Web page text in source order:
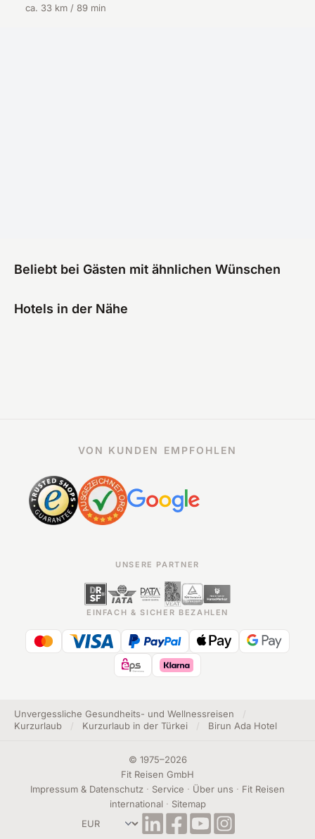
ca. 33 km / 89 min
Beliebt bei Gästen mit ähnlichen Wünschen
Hotels in der Nähe
VON KUNDEN EMPFOHLEN
UNSERE PARTNER
EINFACH & SICHER BEZAHLEN
Unvergessliche Gesundheits- und Wellnessreisen
Kurzurlaub
Kurzurlaub in der Türkei Birun Ada Hotel
© 1975–2026
Fit Reisen GmbH
Impressum & Datenschutz · Service · Über uns · Fit Reisen
international · Sitemap